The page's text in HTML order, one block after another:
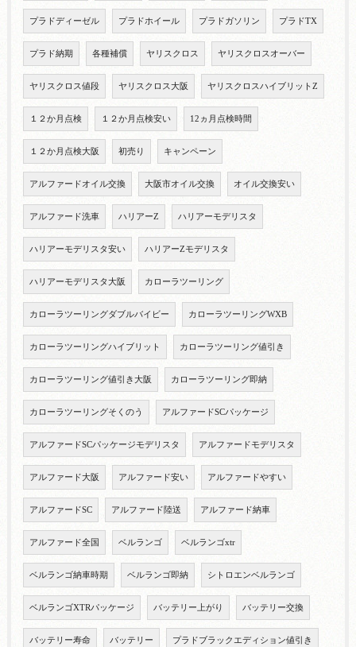
プラドディーゼル プラドホイール プラドガソリン プラドTX
プラド納期 各種補償 ヤリスクロス ヤリスクロスオーバー
ヤリスクロス値段 ヤリスクロス大阪 ヤリスクロスハイブリットZ
１２か月点検 １２か月点検安い 12ヵ月点検時間
１２か月点検大阪 初売り キャンペーン
アルファードオイル交換 大阪市オイル交換 オイル交換安い
アルファード洗車 ハリアーZ ハリアーモデリスタ
ハリアーモデリスタ安い ハリアーZモデリスタ
ハリアーモデリスタ大阪 カローラツーリング
カローラツーリングダブルバイビー カローラツーリングWXB
カローラツーリングハイブリット カローラツーリング値引き
カローラツーリング値引き大阪 カローラツーリング即納
カローラツーリングそくのう アルファードSCパッケージ
アルファードSCパッケージモデリスタ アルファードモデリスタ
アルファード大阪 アルファード安い アルファードやすい
アルファードSC アルファード陸送 アルファード納車
アルファード全国 ベルランゴ ベルランゴxtr
ベルランゴ納車時期 ベルランゴ即納 シトロエンベルランゴ
ベルランゴXTRパッケージ バッテリー上がり バッテリー交換
バッテリー寿命 バッテリー プラドブラックエディション値引き